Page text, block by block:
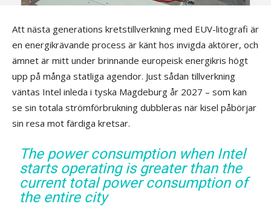
Att nästa generations kretstillverkning med EUV-litografi är
en energikrävande process är känt hos invigda aktörer, och
ämnet är mitt under brinnande europeisk energikris högt
upp på många statliga agendor. Just sådan tillverkning
väntas Intel inleda i tyska Magdeburg år 2027 – som kan
se sin totala strömförbrukning dubbleras när kisel påbörjar
sin resa mot färdiga kretsar.
The power consumption when Intel
starts operating is greater than the
current total power consumption of
the entire city